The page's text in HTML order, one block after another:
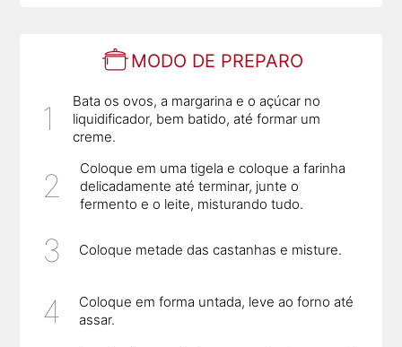
MODO DE PREPARO
Bata os ovos, a margarina e o açúcar no
liquidificador, bem batido, até formar um
creme.
Coloque em uma tigela e coloque a farinha
delicadamente até terminar, junte o
fermento e o leite, misturando tudo.
Coloque metade das castanhas e misture.
Coloque em forma untada, leve ao forno até
assar.